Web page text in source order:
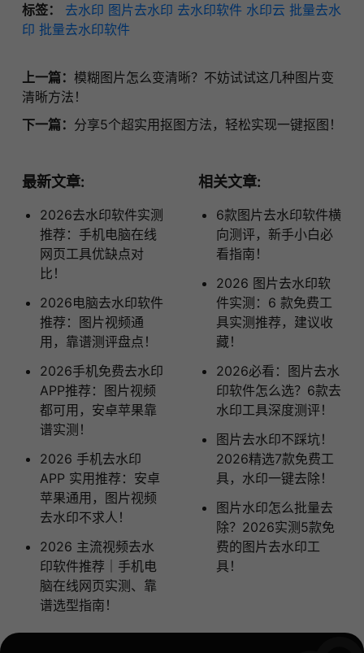
标签： 去水印 图片去水印 去水印软件 水印云 批量去水
印 批量去水印软件
上一篇： 模糊图片怎么变清晰？不妨试试这几种图片变
清晰方法！
下一篇： 分享5个超实用抠图方法，轻松实现一键抠图！
最新文章:
2026去水印软件实测
推荐：手机电脑在线
网页工具优缺点对
比！
2026电脑去水印软件
推荐：图片视频通
用，靠谱测评盘点！
2026手机免费去水印
APP推荐：图片视频
都可用，安卓苹果靠
谱实测！
2026 手机去水印
APP 实用推荐：安卓
苹果通用，图片视频
去水印不求人！
2026 主流视频去水
印软件推荐｜手机电
脑在线网页实测、靠
谱选型指南！
相关文章:
6款图片去水印软件横
向测评，新手小白必
看指南！
2026 图片去水印软
件实测：6 款免费工
具实测推荐，建议收
藏！
2026必看：图片去水
印软件怎么选？6款去
水印工具深度测评！
图片去水印不踩坑！
2026精选7款免费工
具，水印一键去除！
图片水印怎么批量去
除？2026实测5款免
费的图片去水印工
具！